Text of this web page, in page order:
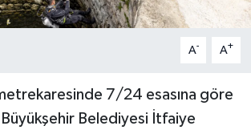
A- A+
7/24 esasına göre
Büyükşehir Belediyesi İtfaiye